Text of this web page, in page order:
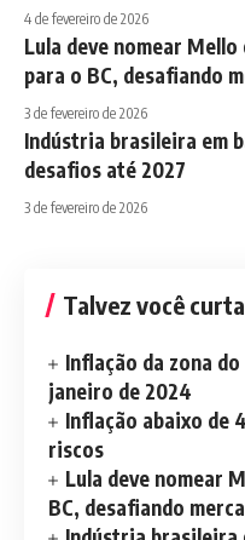
4 de fevereiro de 2026
Lula deve nomear Mello
para o BC, desafiando
3 de fevereiro de 2026
Indústria brasileira em
desafios até 2027
3 de fevereiro de 2026
Talvez você curta
Inflação da zona
janeiro de 2024
Inflação abaixo de
riscos
Lula deve nomear
BC, desafiando